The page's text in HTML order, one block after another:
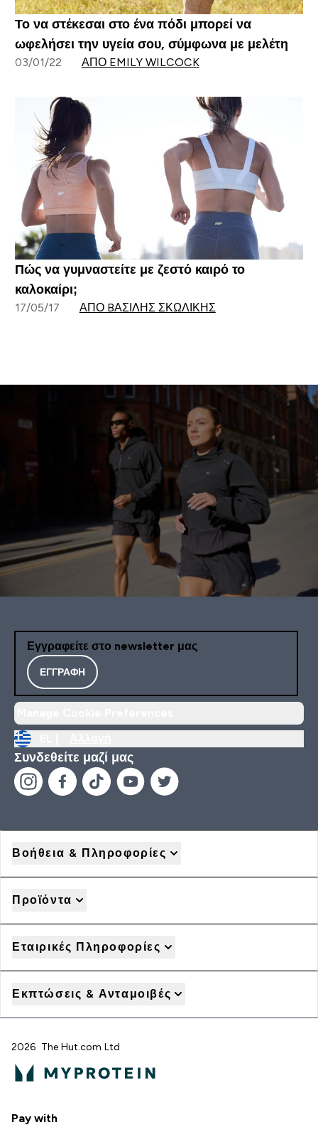
Το να στέκεσαι στο ένα πόδι μπορεί να
ωφελήσει την υγεία σου, σύμφωνα με μελέτη
03/01/22 ΑΠΌ EMILY WILCOCK
Πώς να γυμναστείτε με ζεστό καιρό το
καλοκαίρι;
17/05/17 ΑΠΌ BΑΣΊΛΗΣ ΣΚΩΛΊΚΗΣ
Εγγραφείτε στο newsletter μας
ΕΓΓΡΑΦΉ
Συνδεθείτε μαζί μας
Βοήθεια & Πληροφορίες
Προϊόντα
Εταιρικές Πληροφορίες
Εκπτώσεις & Ανταμοιβές
2026 The Hut.com Ltd
Pay with